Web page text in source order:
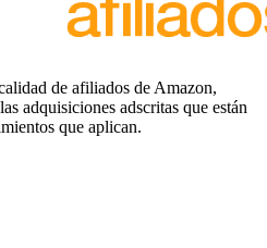
de afiliados de Amazon,
adquisiciones adscritas que están
que aplican.